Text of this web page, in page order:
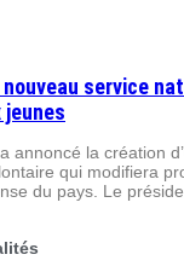
service
jeunes
annoncé la création
qui modifiera
du pays. Le